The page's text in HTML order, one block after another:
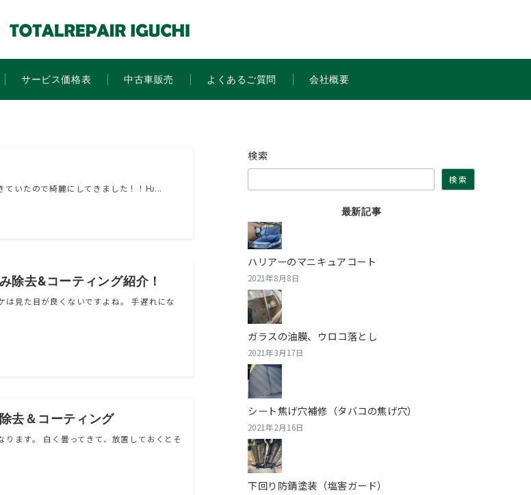
サービス価格表 中古車販売 よくあるご質問 会社概要
ていたので綺麗にしてきました！！Ƕ...
除去&コーティング紹介！
は見た目が良くないですよね。 手遅れにな
去＆コーティング
ります。 白く曇ってきて、放置しておくとそ
検索
検索
最新記事
ハリアーのマニキュアコート
2021年8月8日
ガラスの油膜、ウロコ落とし
2021年3月17日
シート焦げ穴補修（タバコの焦げ穴）
2021年2月16日
下回り防錆塗装（塩害ガード）